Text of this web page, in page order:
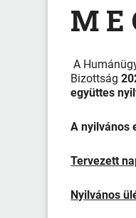
M E
A
Bizottság
együttes
A nyilvános
Tervezett
Nyilvános